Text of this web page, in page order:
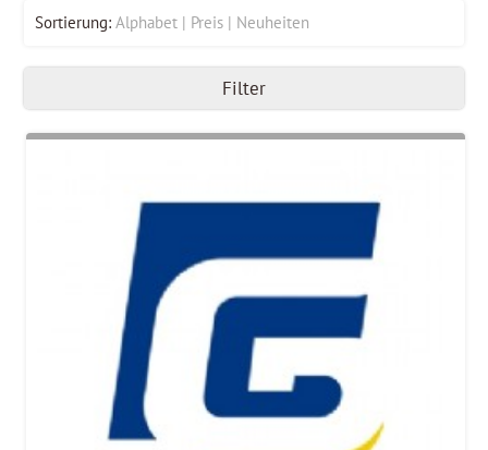
Sortierung: Alphabet Preis Neuheiten
Filter